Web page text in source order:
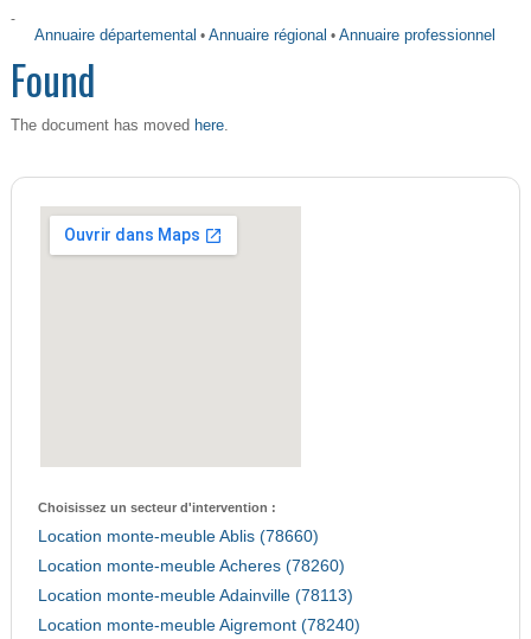
-
Annuaire départemental •Annuaire régional •Annuaire professionnel
Found
The document has moved here.
Choisissez un secteur d'intervention :
Location monte-meuble Ablis (78660)
Location monte-meuble Acheres (78260)
Location monte-meuble Adainville (78113)
Location monte-meuble Aigremont (78240)